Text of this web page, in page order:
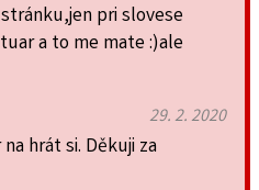
pri slovese
a to me mate :)ale
29. 2. 2020
hrát si. Děkuji za